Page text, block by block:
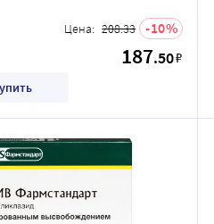
Цена: 208.33 10
187.50₽